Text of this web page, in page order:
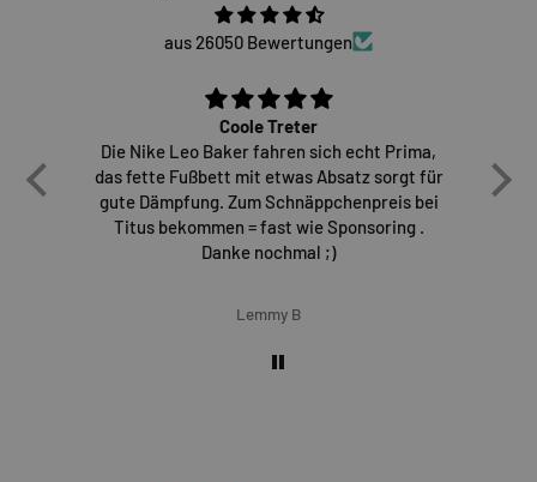
aus 26050 Bewertungen
Coole Treter
Die Nike Leo Baker fahren sich echt Prima,
das fette Fußbett mit etwas Absatz sorgt für
gute Dämpfung. Zum Schnäppchenpreis bei
Titus bekommen = fast wie Sponsoring .
Danke nochmal ;)
Lemmy B